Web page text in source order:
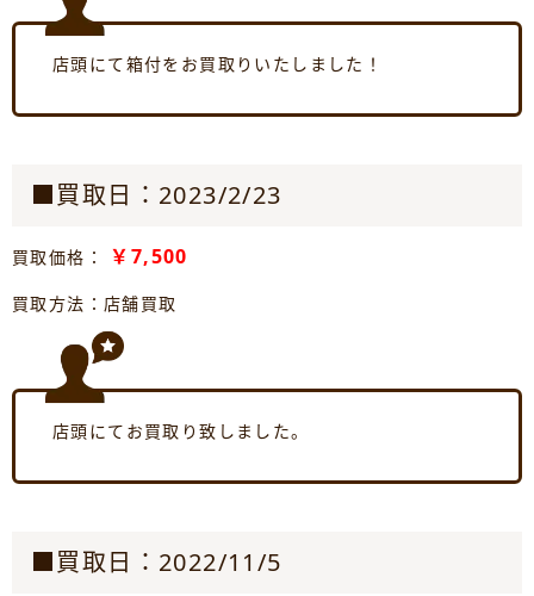
店頭にて箱付をお買取りいたしました！
■買取日：2023/2/23
買取価格： ￥7,500
買取方法：店舗買取
店頭にてお買取り致しました。
■買取日：2022/11/5